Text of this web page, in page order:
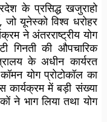
के प्रसिद्ध खजुराहो
जो यूनेस्को विश्व धरोहर
ने अंतरराष्ट्रीय योग
गिनती की औपचारिक
के अधीन कार्यरत
कॉमन योग प्रोटोकॉल का
कार्यक्रम में बड़ी संख्या
ने भाग लिया तथा योग